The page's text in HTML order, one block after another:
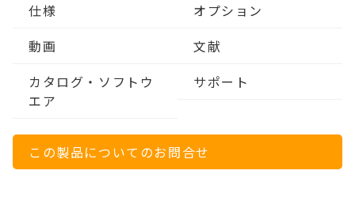
仕様
オプション
動画
文献
カタログ・ソフトウ
エア
サポート
この製品についてのお問合せ